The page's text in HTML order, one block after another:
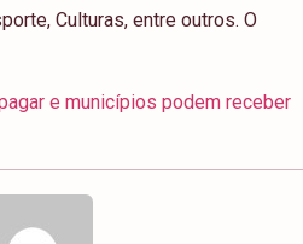
Culturas, entre outros. O
e municípios podem receber